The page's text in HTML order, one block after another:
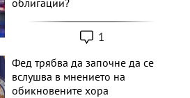
облигации?
1
Фед трябва да започне да се
вслушва в мнението на
обикновените хора